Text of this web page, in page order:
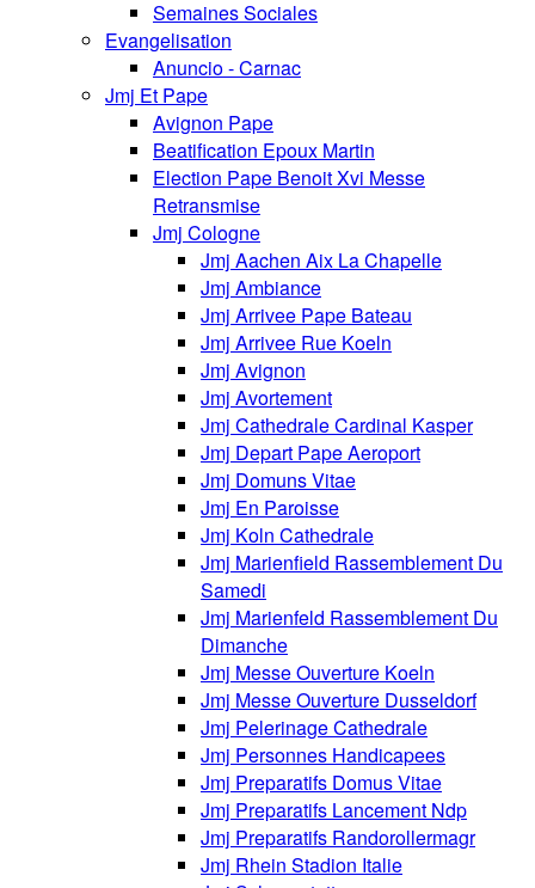
Semaines Sociales
Evangelisation
Anuncio - Carnac
Jmj Et Pape
Avignon Pape
Beatification Epoux Martin
Election Pape Benoit Xvi Messe
Retransmise
Jmj Cologne
Jmj Aachen Aix La Chapelle
Jmj Ambiance
Jmj Arrivee Pape Bateau
Jmj Arrivee Rue Koeln
Jmj Avignon
Jmj Avortement
Jmj Cathedrale Cardinal Kasper
Jmj Depart Pape Aeroport
Jmj Domuns Vitae
Jmj En Paroisse
Jmj Koln Cathedrale
Jmj Marienfield Rassemblement Du
Samedi
Jmj Marienfeld Rassemblement Du
Dimanche
Jmj Messe Ouverture Koeln
Jmj Messe Ouverture Dusseldorf
Jmj Pelerinage Cathedrale
Jmj Personnes Handicapees
Jmj Preparatifs Domus Vitae
Jmj Preparatifs Lancement Ndp
Jmj Preparatifs Randorollermagr
Jmj Rhein Stadion Italie